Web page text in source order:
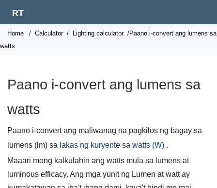
RT
Home / Calculator / Lighting calculator /Paano i-convert ang lumens sa
watts
Paano i-convert ang lumens sa
watts
Paano i-convert ang maliwanag na pagkilos ng bagay sa
lumens (lm) sa lakas ng kuryente sa watts (W) .
Maaari mong kalkulahin ang watts mula sa lumens at
luminous efficacy. Ang mga yunit ng Lumen at watt ay